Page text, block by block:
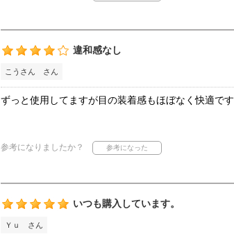
違和感なし
こうさん さん
ずっと使用してますが目の装着感もほぼなく快適です
参考になりましたか？
いつも購入しています。
Ｙｕ さん